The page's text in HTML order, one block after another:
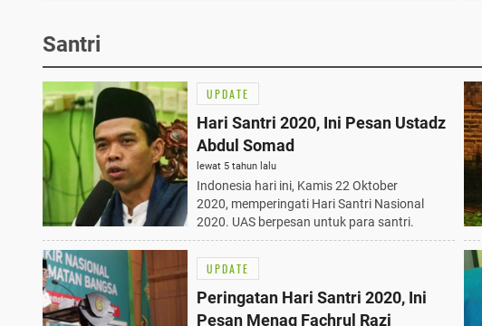
Santri
UPDATE
Hari Santri 2020, Ini Pesan Ustadz
Abdul Somad
lewat 5 tahun lalu
Indonesia hari ini, Kamis 22 Oktober
2020, memperingati Hari Santri Nasional
2020. UAS berpesan untuk para santri.
UPDATE
Peringatan Hari Santri 2020, Ini
Pesan Menag Fachrul Razi